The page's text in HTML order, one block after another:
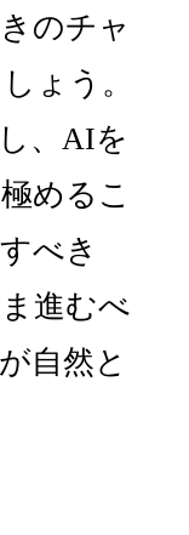
のチャ
ょう。
、AIを
めるこ
べき
進むべ
自然と